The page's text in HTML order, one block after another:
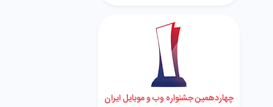
چهاردهمین جشنواره وب و موبایل ایران